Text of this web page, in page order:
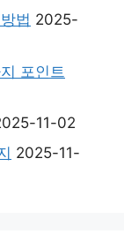
법 2025-
포인트
11-02
2025-11-